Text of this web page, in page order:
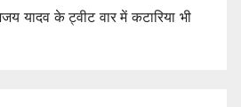
यादव के ट्वीट वार में कटारिया भी